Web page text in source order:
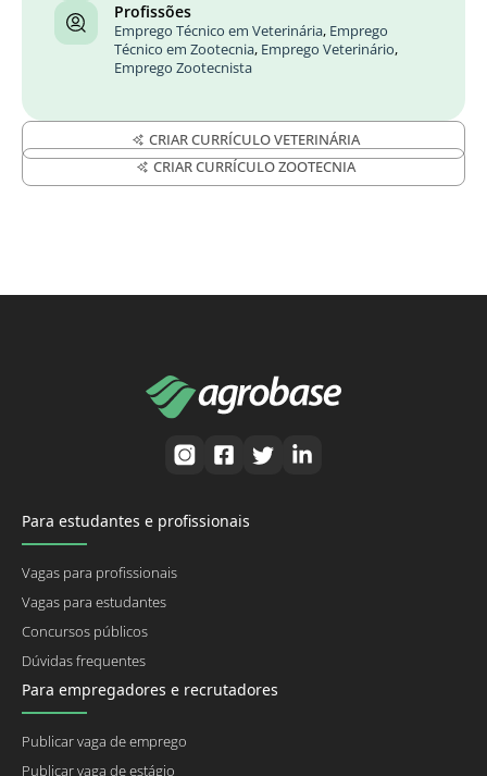
Profissões
Emprego Técnico em Veterinária, Emprego
Técnico em Zootecnia, Emprego Veterinário,
Emprego Zootecnista
CRIAR CURRÍCULO VETERINÁRIA
CRIAR CURRÍCULO ZOOTECNIA
Para estudantes e profissionais
Vagas para profissionais
Vagas para estudantes
Concursos públicos
Dúvidas frequentes
Para empregadores e recrutadores
Publicar vaga de emprego
Publicar vaga de estágio